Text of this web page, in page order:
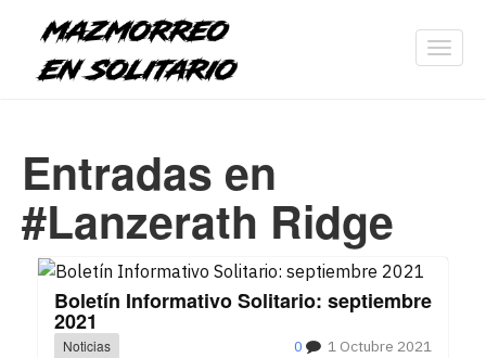
Entradas en
#Lanzerath Ridge
Boletín Informativo Solitario: septiembre
2021
Noticias 1 Octubre 2021
0